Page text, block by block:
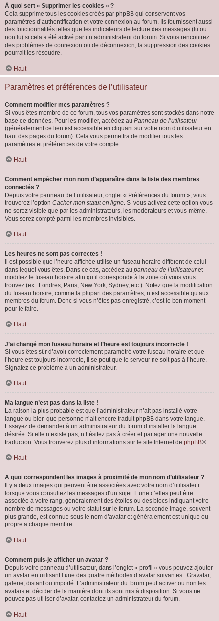
À quoi sert « Supprimer les cookies » ?
Cela supprime tous les cookies créés par phpBB qui conservent vos
paramètres d’authentification et votre connexion au forum. Ils fournissent aussi
des fonctionnalités telles que les indicateurs de lecture des messages (lu ou
non lu) si cela a été activé par un administrateur du forum. Si vous rencontrez
des problèmes de connexion ou de déconnexion, la suppression des cookies
pourrait les résoudre.
Haut
Paramètres et préférences de l’utilisateur
Comment modifier mes paramètres ?
Si vous êtes membre de ce forum, tous vos paramètres sont stockés dans notre
base de données. Pour les modifier, accédez au Panneau de l’utilisateur
(généralement ce lien est accessible en cliquant sur votre nom d’utilisateur en
haut des pages du forum). Cela vous permettra de modifier tous les
paramètres et préférences de votre compte.
Haut
Comment empêcher mon nom d’apparaître dans la liste des membres
connectés ?
Depuis votre panneau de l’utilisateur, onglet « Préférences du forum », vous
trouverez l’option Cacher mon statut en ligne. Si vous activez cette option vous
ne serez visible que par les administrateurs, les modérateurs et vous-même.
Vous serez compté parmi les membres invisibles.
Haut
Les heures ne sont pas correctes !
Il est possible que l’heure affichée utilise un fuseau horaire différent de celui
dans lequel vous êtes. Dans ce cas, accédez au panneau de l’utilisateuret
modifiez le fuseau horaire afin qu’il corresponde à la zone où vous vous
trouvez (ex : Londres, Paris, New York, Sydney, etc.). Notez que la modification
du fuseau horaire, comme la plupart des paramètres, n’est accessible qu’aux
membres du forum. Donc si vous n’êtes pas enregistré, c’est le bon moment
pour le faire.
Haut
J’ai changé mon fuseau horaire et l’heure est toujours incorrecte !
Si vous êtes sûr d’avoir correctement paramétré votre fuseau horaire et que
l’heure est toujours incorrecte, il se peut que le serveur ne soit pas à l’heure.
Signalez ce problème à un administrateur.
Haut
Ma langue n’est pas dans la liste !
La raison la plus probable est que l’administrateur n’ait pas installé votre
langue ou bien que personne n’ait encore traduit phpBB dans votre langue.
Essayez de demander à un administrateur du forum d’installer la langue
désirée. Si elle n’existe pas, n’hésitez pas à créer et partager une nouvelle
traduction. Vous trouverez plus d’informations sur le site Internet de phpBB®.
Haut
A quoi correspondent les images à proximité de mon nom d’utilisateur ?
Il y a deux images qui peuvent être associées avec votre nom d’utilisateur
lorsque vous consultez les messages d’un sujet. L’une d’elles peut être
associée à votre rang, généralement des étoiles ou des blocs indiquant votre
nombre de messages ou votre statut sur le forum. La seconde image, souvent
plus grande, est connue sous le nom d’avatar et généralement est unique ou
propre à chaque membre.
Haut
Comment puis-je afficher un avatar ?
Depuis votre panneau d’utilisateur, dans l’onglet « profil » vous pouvez ajouter
un avatar en utilisant l’une des quatre méthodes d’avatar suivantes : Gravatar,
galerie, distant ou importé. L’administrateur du forum peut activer ou non les
avatars et décider de la manière dont ils sont mis à disposition. Si vous ne
pouvez pas utiliser d’avatar, contactez un administrateur du forum.
Haut